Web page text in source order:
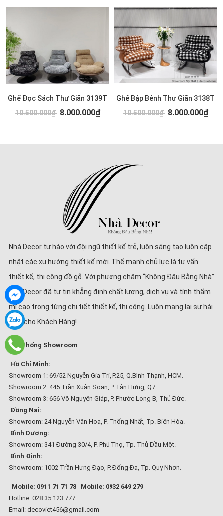
Ghế Đọc Sách Thư Giãn 3139T
10.500.000₫ 8.000.000₫
Ghế Bập Bênh Thư Giãn 3138T
10.500.000₫ 8.000.000₫
Nhà Decor tự hào với đội ngũ thiết kế trẻ, luôn sáng tạo luôn cập
nhật các xu hướng thiết kế mới. Thế mạnh chủ lực là tư vấn
thiết kế, thi công đồ gỗ. Với phương châm “Không Đâu Bằng Nhà”
Nhà Decor đã tự tin khẳng định chất lượng, dịch vụ và tính thẩm
mĩ cao trong từng chi tiết thiết kế, thi công. Luôn mang lại sự hài
lòng cho Khách Hàng!
Hệ Thống Showroom
Hồ Chí Minh:
Showroom 1: 69/52 Nguyễn Gia Trí, P.25, Q.Bình Thạnh, HCM.
Showroom 2: 445 Trần Xuân Soạn, P. Tân Hưng, Q7.
Showroom 3: 656 Võ Nguyên Giáp, P. Phước Long B, Thủ Đức.
Đồng Nai:
Showroom: 24 Nguyễn Văn Hoa, P. Thống Nhất, Tp. Biên Hòa.
Bình Dương:
Showroom: 341 Đường 30/4, P. Phú Thọ, Tp. Thủ Dầu Một.
Bình Định:
Showroom: 1002 Trần Hưng Đạo, P. Đống Đa, Tp. Quy Nhơn.
Mobile: 0911 71 71 78
Mobile: 0932 649 279
Hotline: 028 35 123 777
Email: decoviet456@gmail.com